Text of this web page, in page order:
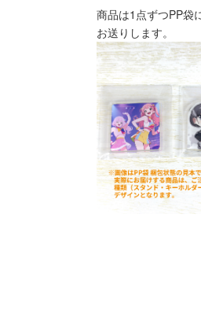
商品は1点ずつPP袋
お送りします。